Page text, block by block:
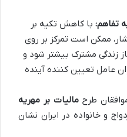
تفاهم: با کاهش تکیه بر
ممکن است تمرکز بر روی
زندگی مشترک بیشتر شود و
عامل تعیین کننده آینده
طرحمالیات بر مهریه
و خانواده در ایران نشان